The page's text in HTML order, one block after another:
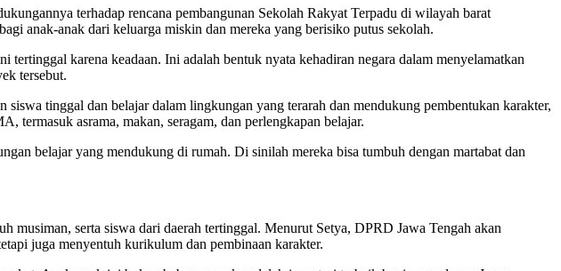
terhadap rencana pembangunan Sekolah Rakyat Terpadu di wilayah barat
anak-anak dari keluarga miskin dan mereka yang berisiko putus sekolah.
karena keadaan. Ini adalah bentuk nyata kehadiran negara dalam menyelamatkan
tersebut.
tinggal dan belajar dalam lingkungan yang terarah dan mendukung pembentukan karakter,
termasuk asrama, makan, seragam, dan perlengkapan belajar.
belajar yang mendukung di rumah. Di sinilah mereka bisa tumbuh dengan martabat dan
musiman, serta siswa dari daerah tertinggal. Menurut Setya, DPRD Jawa Tengah akan
juga menyentuh kurikulum dan pembinaan karakter.